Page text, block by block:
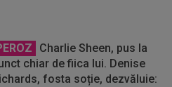
Charlie Sheen, pus la
chiar de fiica lui. Denise
fosta soție, dezvăluie: